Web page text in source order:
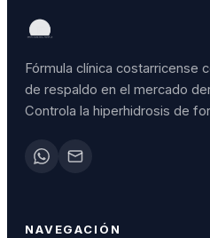
Fórmula clínica costarricense
de respaldo en el mercado
Controla la hiperhidrosis de
NAVEGACIÓN